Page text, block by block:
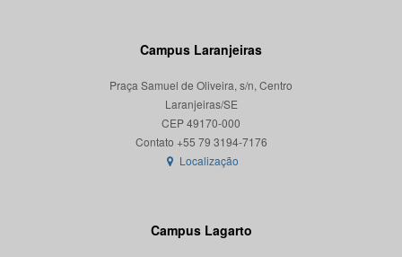
Campus Laranjeiras
Praça Samuel de Oliveira, s/n, Centro
Laranjeiras/SE
CEP 49170-000
Localização
Campus Lagarto